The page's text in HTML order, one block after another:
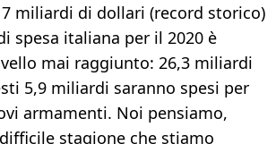
miliardi di dollari (record storico)
spesa italiana per il 2020 è
mai raggiunto: 26,3 miliardi
5,9 miliardi saranno spesi per
armamenti. Noi pensiamo,
stagione che stiamo